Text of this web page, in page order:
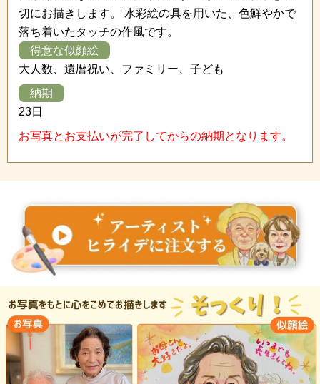
切にお描きします。 水彩絵の具を用いた、色鮮やかで
落ち着いたタッチの作風です。
得意な似顔絵
大人数、還暦祝い、ファミリー、子ども
納期
23日
お写真とお支払いが完了してからの納期となります。